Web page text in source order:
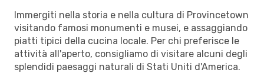
Immergiti nella storia e nella cultura di Provincetown
visitando famosi monumenti e musei, e assaggiando
piatti tipici della cucina locale. Per chi preferisce le
attività all'aperto, consigliamo di visitare alcuni degli
splendidi paesaggi naturali di Stati Uniti d'America.